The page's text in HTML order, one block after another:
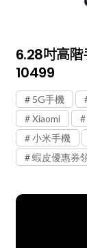
6.28吋高階
10499
5G手機
Xiaomi
小米手機
蝦皮優惠券